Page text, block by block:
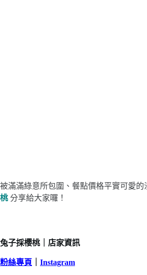
被滿滿綠意所包圍、餐點價格平實可愛的
桃分享給大家囉！
兔子採櫻桃｜店家資訊
粉絲專頁 Instagram